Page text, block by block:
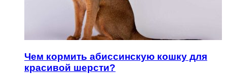
Чем кормить абиссинскую кошку для
красивой шерсти?